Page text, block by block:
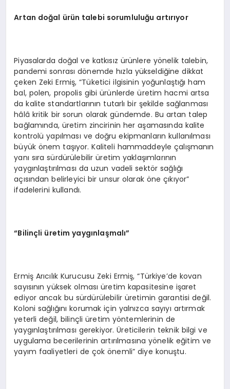
Artan doğal ürün talebi sorumluluğu artırıyor
Piyasalarda doğal ve katkısız ürünlere yönelik talebin,
pandemi sonrası dönemde hızla yükseldiğine dikkat
çeken Zeki Ermiş, “Tüketici ilgisinin yoğunlaştığı ham
bal, polen, propolis gibi ürünlerde üretim hacmi artsa
da kalite standartlarının tutarlı bir şekilde sağlanması
hâlâ kritik bir sorun olarak gündemde. Bu artan talep
bağlamında, üretim zincirinin her aşamasında kalite
kontrolü yapılması ve doğru ekipmanların kullanılması
büyük önem taşıyor. Kaliteli hammaddeyle çalışmanın
yanı sıra sürdürülebilir üretim yaklaşımlarının
yaygınlaştırılması da uzun vadeli sektör sağlığı
açısından belirleyici bir unsur olarak öne çıkıyor”
ifadelerini kullandı.
“Bilinçli üretim yaygınlaşmalı”
Ermiş Arıcılık Kurucusu Zeki Ermiş, “Türkiye’de kovan
sayısının yüksek olması üretim kapasitesine işaret
ediyor ancak bu sürdürülebilir üretimin garantisi değil.
Koloni sağlığını korumak için yalnızca sayıyı artırmak
yeterli değil, bilinçli üretim yöntemlerinin de
yaygınlaştırılması gerekiyor. Üreticilerin teknik bilgi ve
uygulama becerilerinin artırılmasına yönelik eğitim ve
yayım faaliyetleri de çok önemli” diye konuştu.